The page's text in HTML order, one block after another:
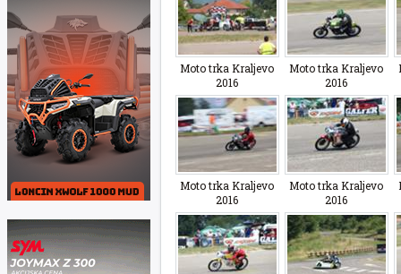
Moto trka Kraljevo
2016
Moto trka Kraljevo
2016
Moto trka Kraljevo
2016
Moto trka Kraljevo
2016